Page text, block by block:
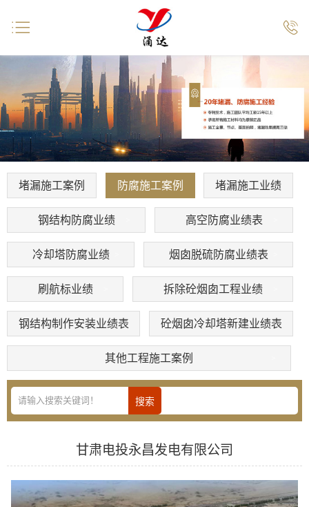
堵漏施工案例 防腐施工案例 堵漏施工业绩
钢结构防腐业绩 高空防腐业绩表
冷却塔防腐业绩 烟囱脱硫防腐业绩表
刷航标业绩 拆除砼烟囱工程业绩
钢结构制作安装业绩表 砼烟囱冷却塔新建业绩表
其他工程施工案例
甘肃电投永昌发电有限公司
 